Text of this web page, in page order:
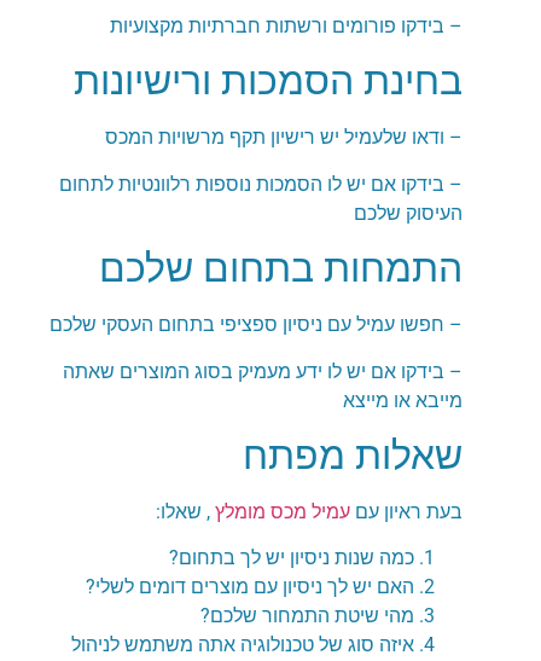
– בידקו פורומים ורשתות חברתיות מקצועיות
בחינת הסמכות ורישיונות
– ודאו שלעמיל יש רישיון תקף מרשויות המכס
– בידקו אם יש לו הסמכות נוספות רלוונטיות לתחום
העיסוק שלכם
התמחות בתחום שלכם
– חפשו עמיל עם ניסיון ספציפי בתחום העסקי שלכם
– בידקו אם יש לו ידע מעמיק בסוג המוצרים שאתה
מייבא או מייצא
שאלות מפתח
בעת ראיון עם עמיל מכס מומלץ , שאלו:
כמה שנות ניסיון יש לך בתחום?
האם יש לך ניסיון עם מוצרים דומים לשלי?
מהי שיטת התמחור שלכם?
איזה סוג של טכנולוגיה אתה משתמש לניהול